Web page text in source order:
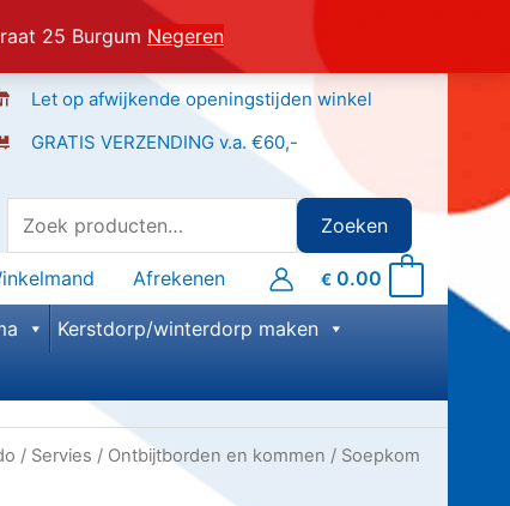
25 Burgum Negeren
Let op afwijkende openingstijden winkel
GRATIS VERZENDING v.a. €60,-
Zoeken naar:
Zoeken
Afrekenen € 0.00
Kerstdorp/winterdorp maken
/ Servies / Ontbijtborden en kommen / Soepkom